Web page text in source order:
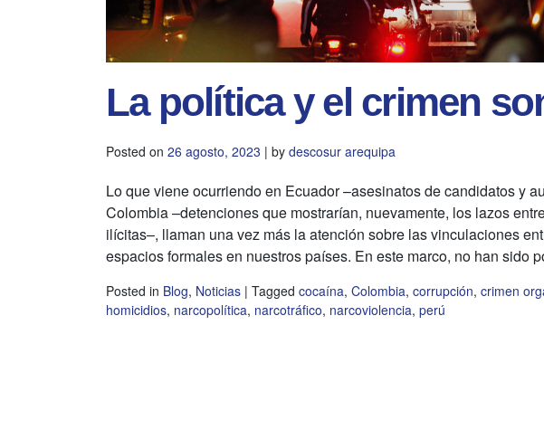
La política y el crimen
Posted on 26 agosto, 2023 | by descosur arequipa
Lo que viene ocurriendo en Ecuador –asesinatos de candidatos y
Colombia –detenciones que mostrarían, nuevamente, los lazos
ilícitas–, llaman una vez más la atención sobre las vinculaciones
espacios formales en nuestros países. En este marco, no han sido
Posted in Blog, Noticias | Tagged cocaína, Colombia, corrupción, crimen
homicidios, narcopolítica, narcotráfico, narcoviolencia, perú